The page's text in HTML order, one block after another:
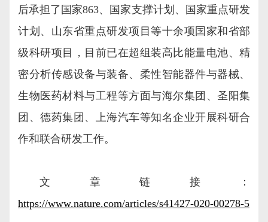
后承担了国家863、国家支撑计划、国家重点研发
计划、山东省重点研发项目等十余项国家和省部
级科研项目，目前已在超组装高比能量电池、精
密分析传感设备与装备、柔性智能器件与器械、
生物医药材料与工程等方面与海尔集团、圣阳集
团、德药集团、上海汽车等知名企业开展科研合
作和联合研发工作。
文章链接：
https://www.nature.com/articles/s41427-020-00278-5